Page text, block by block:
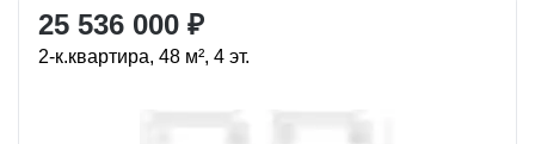
25 536 000 ₽
2-к.квартира, 48 м², 4 эт.